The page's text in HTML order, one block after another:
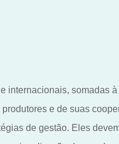
internacionais, somadas
e de suas
de gestão. Eles